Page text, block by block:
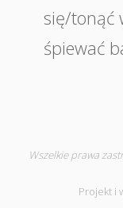
się/tonąć
śpiewać
Wszelkie prawa
Projekt i